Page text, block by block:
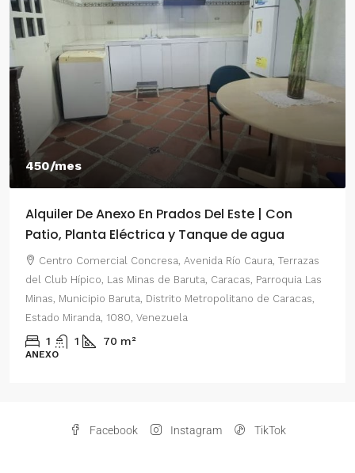
450/mes
Alquiler De Anexo En Prados Del Este | Con
Patio, Planta Eléctrica y Tanque de agua
Centro Comercial Concresa, Avenida Río Caura, Terrazas
del Club Hípico, Las Minas de Baruta, Caracas, Parroquia Las
Minas, Municipio Baruta, Distrito Metropolitano de Caracas,
Estado Miranda, 1080, Venezuela
1 1 70 m²
ANEXO
Facebook Instagram TikTok